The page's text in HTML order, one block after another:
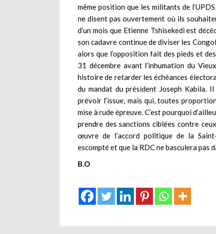
même position que les militants de
ne disent pas ouvertement où ils
d’un mois que Etienne Tshisekedi est
son cadavre continue de diviser les
alors que l’opposition fait des pieds et
31 décembre avant l’inhumation du
histoire de retarder les échéances
du mandat du président Joseph Kabila.
prévoir l’issue, mais qui, toutes
mise à rude épreuve. C’est pourquoi
prendre des sanctions ciblées contre
œuvre de l’accord politique de la
escompté et que la RDC ne basculera pas
B.O